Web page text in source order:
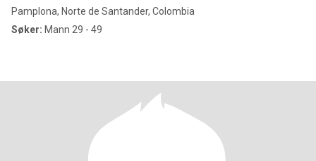
Pamplona, Norte de Santander, Colombia
Søker: Mann 29 - 49